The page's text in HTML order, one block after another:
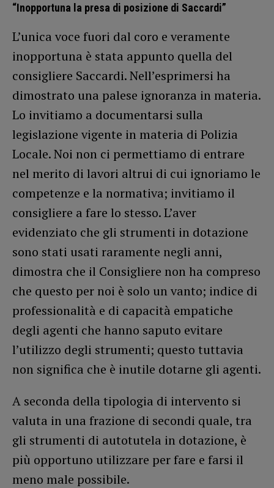
“Inopportuna la presa di posizione di Saccardi”
L’unica voce fuori dal coro e veramente
inopportuna è stata appunto quella del
consigliere Saccardi. Nell’esprimersi ha
dimostrato una palese ignoranza in materia.
Lo invitiamo a documentarsi sulla
legislazione vigente in materia di Polizia
Locale. Noi non ci permettiamo di entrare
nel merito di lavori altrui di cui ignoriamo le
competenze e la normativa; invitiamo il
consigliere a fare lo stesso. L’aver
evidenziato che gli strumenti in dotazione
sono stati usati raramente negli anni,
dimostra che il Consigliere non ha compreso
che questo per noi è solo un vanto; indice di
professionalità e di capacità empatiche
degli agenti che hanno saputo evitare
l’utilizzo degli strumenti; questo tuttavia
non significa che è inutile dotarne gli agenti.
A seconda della tipologia di intervento si
valuta in una frazione di secondi quale, tra
gli strumenti di autotutela in dotazione, è
più opportuno utilizzare per fare e farsi il
meno male possibile.